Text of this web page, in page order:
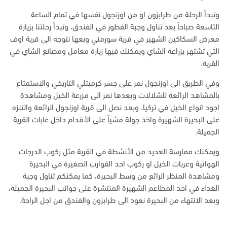
وتبدأ الرحلة من طرابزون او من اوزنجول نفسها في تمام الساعة
التاسعة صباحاً بعد تناول وجبة الفطور في الفندق، وتبدأ رحلتنا بزيارة
معرض السكاكين الشهير في قرية سورمني وبعها نتوجه الى قرية اوف
التي تشتهر بزراعة الشاي ويمكنك فيها زيارة معامل ومصانع الشاي في
القرية.
وفي الطريق الى اوزنجول نمر على جسر كرميتلي التاريخي والاستمتاع
بالمشاهد الرائعة للشلالات وبعدها نمر الى مزرعة الخيل ومشاهدة
اجود انواع الخيل في تركيا. وبعد نصل الى قرية اوزنجول الرائعة والتنزه
على البحيرة الشهيرة واخذ جولة مشياً على الأقدام داخل غابات القرية
الجميلة.
ويمكنك ممارسة العديد من الأنشطة في القرية مثل ركوب الدرجات
الهوائية وعربات الخيل او ركوب احد القوارب الصغيرة في البحيرة
ومشاهدة المنظر الرائع من وسط البحيرة، كما يمكنكم تناول وجبة
الغداء في احد المطاعم الشهيرة المنتشرة على جوانب البحيرة الجميلة،
وبعد الانتهاء من البحيرة نعود الى طرابزون والفندق من اجل الراحة.